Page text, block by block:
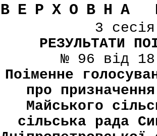
ВЕРХОВНА
3
РЕЗУЛЬТАТИ
№ 96 від
Поіменне
про
Майського
сільська рада